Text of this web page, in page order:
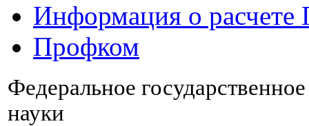
Информация о
Профком
Федеральное
науки